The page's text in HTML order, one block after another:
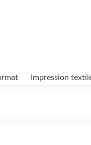
Impression